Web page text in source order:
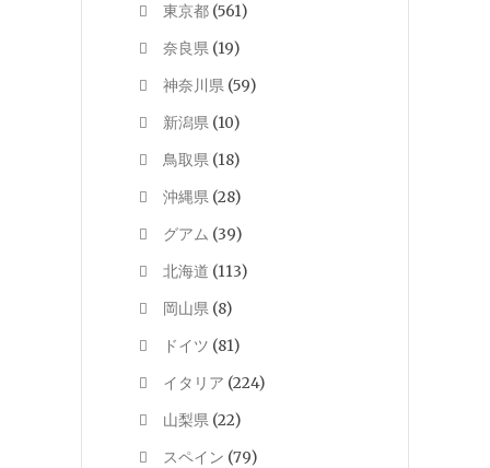
東京都 (561)
奈良県 (19)
神奈川県 (59)
新潟県 (10)
鳥取県 (18)
沖縄県 (28)
グアム (39)
北海道 (113)
岡山県 (8)
ドイツ (81)
イタリア (224)
山梨県 (22)
スペイン (79)